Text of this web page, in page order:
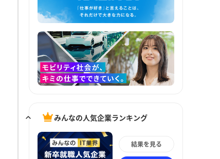
みんなの人気企業ランキング
結果を見る